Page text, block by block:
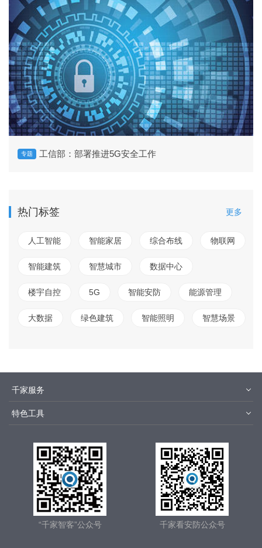
专题 工信部：部署推进5G安全工作
热门标签 更多
人工智能 智能家居 综合布线 物联网
智能建筑 智慧城市 数据中心
楼宇自控 5G 智能安防 能源管理
大数据 绿色建筑 智能照明 智慧场景
千家服务
特色工具
方快3
集成商优选
“千家智客”公众号 千家看安防公众号